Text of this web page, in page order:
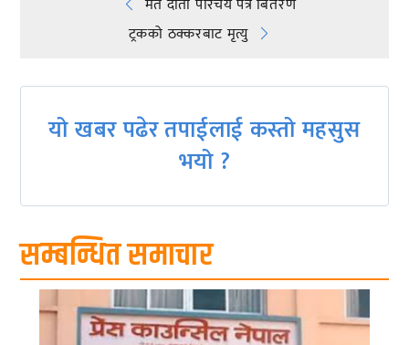
navigation
मत दाता परिचय पत्र बितरण
ट्रकको ठक्करबाट मृत्यु
यो खबर पढेर तपाईलाई कस्तो महसुस
भयो ?
सम्बन्धित समाचार